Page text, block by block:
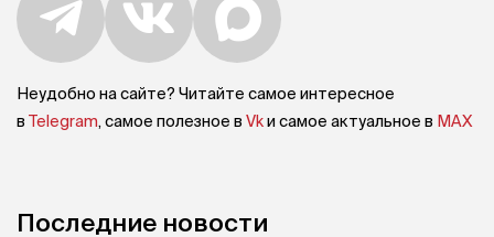
Неудобно на сайте? Читайте самое интересное
в Telegram, самое полезное в Vkи самое актуальное в MAX
Последние новости